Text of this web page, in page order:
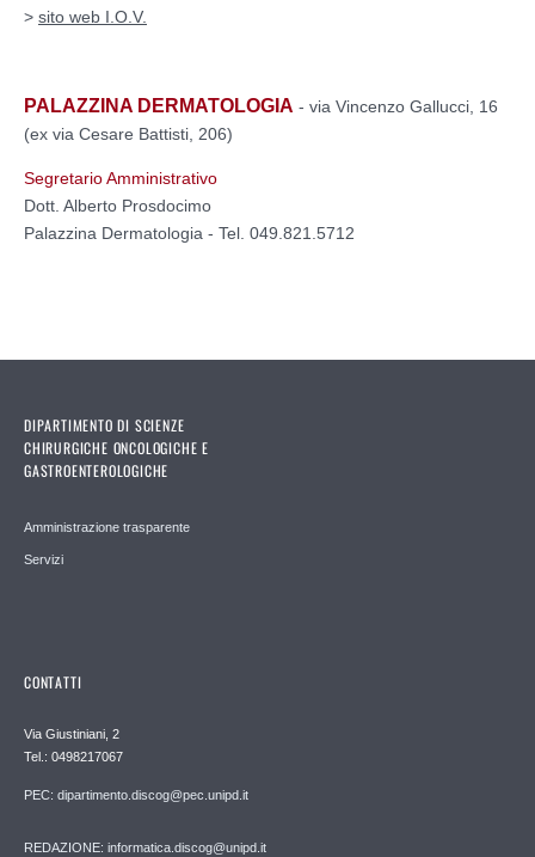
> sito web I.O.V.
PALAZZINA DERMATOLOGIA - via Vincenzo Gallucci, 16
(ex via Cesare Battisti, 206)
Segretario Amministrativo
Dott. Alberto Prosdocimo
Palazzina Dermatologia - Tel. 049.821.5712
DIPARTIMENTO DI SCIENZE
CHIRURGICHE ONCOLOGICHE E
GASTROENTEROLOGICHE
Amministrazione trasparente
Servizi
CONTATTI
Via Giustiniani, 2
Tel.: 0498217067
PEC: dipartimento.discog@pec.unipd.it
REDAZIONE: informatica.discog@unipd.it